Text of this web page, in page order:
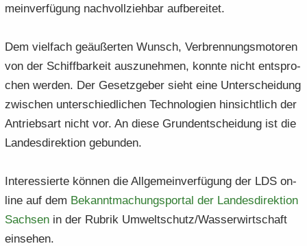
mein­ver­fü­gung nach­voll­zieh­bar auf­be­rei­tet.
Dem viel­fach ge­äu­ßer­ten Wunsch, Ver­bren­nungs­mo­to­ren
von der Schiff­bar­keit aus­zu­neh­men, konn­te nicht ent­spro­
chen wer­den. Der Ge­setz­ge­ber sieht eine Un­ter­schei­dung
zwi­schen un­ter­schied­li­chen Tech­no­lo­gien hin­sicht­lich der
An­triebs­art nicht vor. An diese Grund­ent­schei­dung ist die
Lan­des­di­rek­ti­on ge­bun­den.
In­ter­es­sier­te kön­nen die All­ge­mein­ver­fü­gung der LDS on­
line auf dem Be­kannt­ma­chungs­por­tal der Lan­des­di­rek­ti­on
Sach­sen in der Ru­brik Um­welt­schutz/Was­ser­wirt­schaft
ein­se­hen.